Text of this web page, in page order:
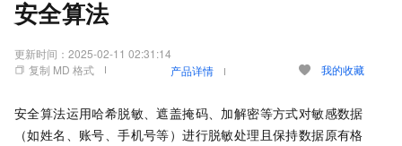
安全算法
更新时间： 2025-02-11 02:31:14
复制 MD 格式
产品详情 我的收藏
安全算法运用哈希脱敏、遮盖掩码、加解密等方式对敏感数据
（如姓名、账号、手机号等）进行脱敏处理且保持数据原有格